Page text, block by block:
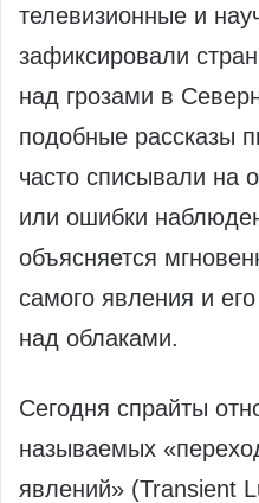
телевизионные и
зафиксировали
над грозами в
подобные рассказы
часто списывали на
или ошибки
объясняется
самого явления и
над облаками.
Сегодня спрайты
называемых
явлений» (Transient